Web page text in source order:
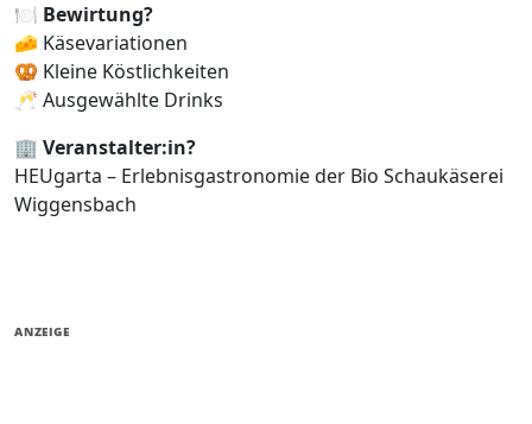
🍽️ Bewirtung?
🧀 Käsevariationen
🥨 Kleine Köstlichkeiten
🥂 Ausgewählte Drinks
🏢 Veranstalter:in?
HEUgarta – Erlebnisgastronomie der Bio Schaukäserei
Wiggensbach
ANZEIGE